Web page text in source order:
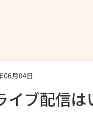
06月04日
イブ配信は